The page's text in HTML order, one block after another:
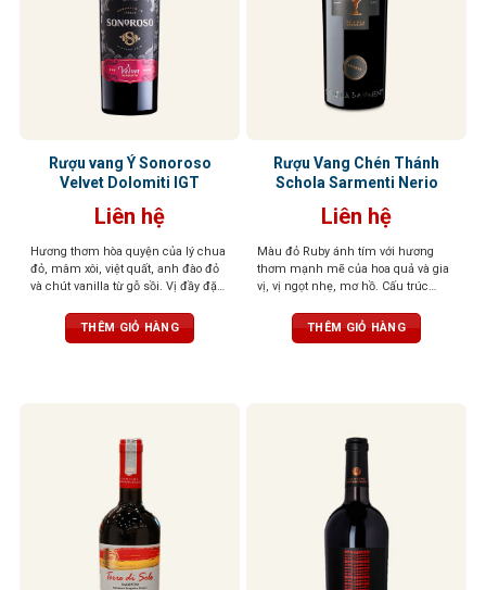
Rượu vang Ý Sonoroso
Velvet Dolomiti IGT
Liên hệ
Hương thơm hòa quyện của lý chua
đỏ, mâm xôi, việt quất, anh đào đỏ
và chút vanilla từ gỗ sồi. Vị đầy đặn,
bằng. Màu sắc đỏ sâu, đậm đà,
cuốn hút
THÊM GIỎ HÀNG
Rượu Vang Chén Thánh
Schola Sarmenti Nerio
Liên hệ
Màu đỏ Ruby ánh tím với hương
thơm mạnh mẽ của hoa quả và gia
vị, vị ngọt nhẹ, mơ hồ. Cấu trúc
THÊM GIỎ HÀNG